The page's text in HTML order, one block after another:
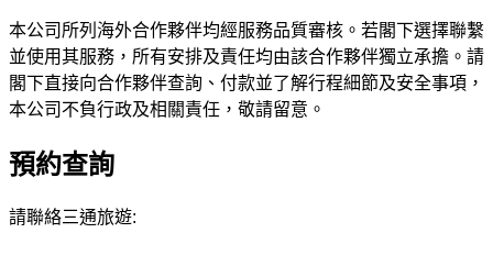
本公司所列海外合作夥伴均經服務品質審核。若閣下選擇聯繫
並使用其服務，所有安排及責任均由該合作夥伴獨立承擔。請
閣下直接向合作夥伴查詢、付款並了解行程細節及安全事項，
本公司不負行政及相關責任，敬請留意。
預約查詢
請聯絡三通旅遊: